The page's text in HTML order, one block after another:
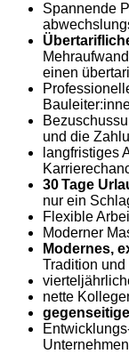
Spannende
einen
und die
langfristiges
30 Tage
nur ein
Flexible
Moderner
Modernes,
Tradition
nette